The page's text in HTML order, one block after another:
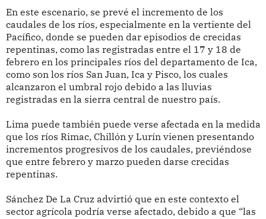
En este escenario, se prevé el incremento de los
caudales de los ríos, especialmente en la vertiente del
Pacífico, donde se pueden dar episodios de crecidas
repentinas, como las registradas entre el 17 y 18 de
febrero en los principales ríos del departamento de Ica,
como son los ríos San Juan, Ica y Pisco, los cuales
alcanzaron el umbral rojo debido a las lluvias
registradas en la sierra central de nuestro país.
Lima puede también puede verse afectada en la medida
que los ríos Rimac, Chillón y Lurín vienen presentando
incrementos progresivos de los caudales, previéndose
que entre febrero y marzo pueden darse crecidas
repentinas.
Sánchez De La Cruz advirtió que en este contexto el
sector agrícola podría verse afectado, debido a que “las